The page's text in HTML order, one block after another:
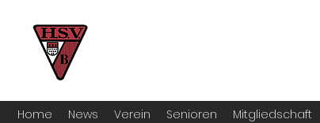
Home News Verein Senioren Mitgliedschaft